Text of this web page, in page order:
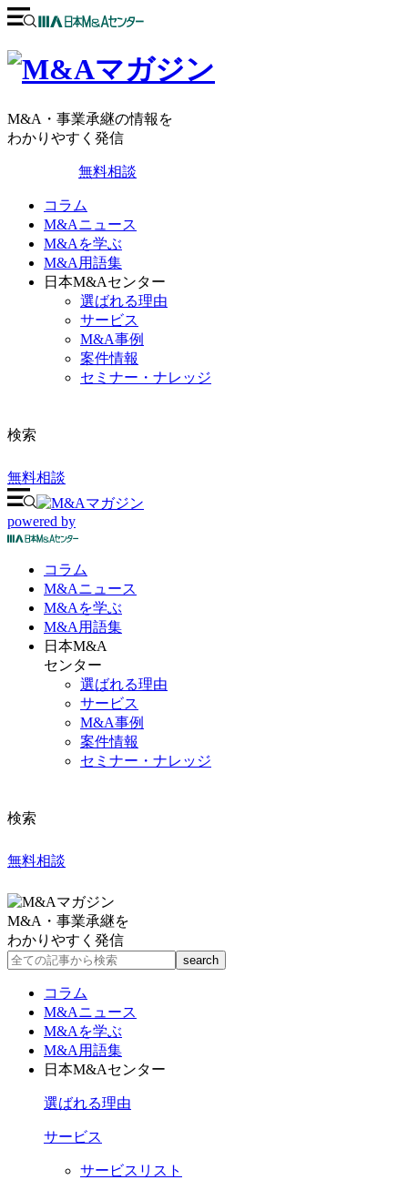
M&A・事業承継の情報を
わかりやすく発信
無料相談
コラム
M&Aニュース
M&Aを学ぶ
M&A用語集
日本M&Aセンター
選ばれる理由
サービス
M&A事例
案件情報
セミナー・ナレッジ
検索
無料相談
powered by
コラム
M&Aニュース
M&Aを学ぶ
M&A 用語集
日本M&A
センター
選ばれる理由
サービス
M&A事例
案件情報
セミナー・ナレッジ
検索
無料相談
M&A・事業承継を
わかりやすく発信
コラム
M&Aニュース
M&Aを学ぶ
M&A用語集
日本M&Aセンター
選ばれる理由
サービス
サービスリスト